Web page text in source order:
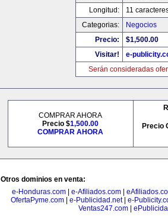
Longitud:
11
Categorias:
Negocios
Precio:
$1,500.00
Visitar!
e-
Serán consideradas
COMPRAR AHORA
Precio $1,500.00
COMPRAR AHORA
Precio
Otros dominios en venta:
e-Honduras.com| e-Afiliados.com|
OfertaPyme.com| e-Publicidad.net| e-
Ventas247.com